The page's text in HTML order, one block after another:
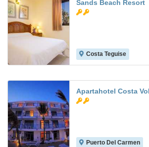
Sands Beach Resort
Costa Teguise
Apartahotel Costa
Puerto Del Carmen